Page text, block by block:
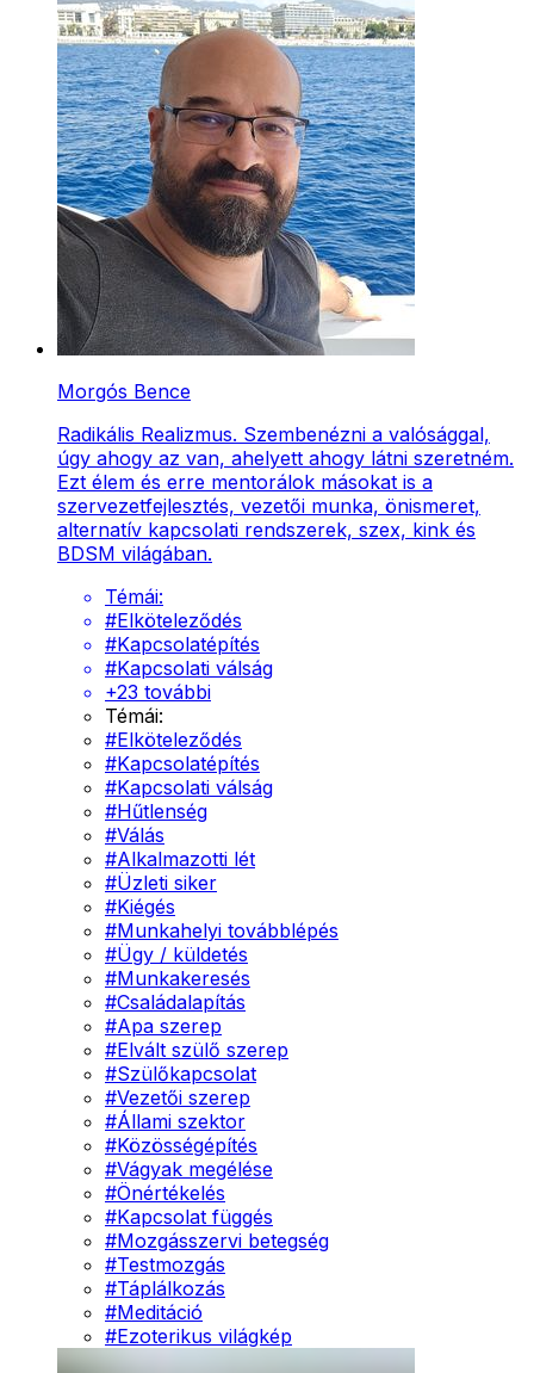
Morgós Bence
Radikális Realizmus. Szembenézni a valósággal,
úgy ahogy az van, ahelyett ahogy látni szeretném.
Ezt élem és erre mentorálok másokat is a
szervezetfejlesztés, vezetői munka, önismeret,
alternatív kapcsolati rendszerek, szex, kink és
BDSM világában.
Témái:
#Elköteleződés
#Kapcsolatépítés
#Kapcsolati válság
+23 további
Témái:
#Elköteleződés
#Kapcsolatépítés
#Kapcsolati válság
#Hűtlenség
#Válás
#Alkalmazotti lét
#Üzleti siker
#Kiégés
#Munkahelyi továbblépés
#Ügy / küldetés
#Munkakeresés
#Családalapítás
#Apa szerep
#Elvált szülő szerep
#Szülőkapcsolat
#Vezetői szerep
#Állami szektor
#Közösségépítés
#Vágyak megélése
#Önértékelés
#Kapcsolat függés
#Mozgásszervi betegség
#Testmozgás
#Táplálkozás
#Meditáció
#Ezoterikus világkép